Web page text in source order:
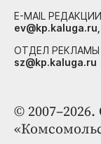
©
E-MAIL РЕДАКЦИИ
ОТДЕЛ РЕКЛАМЫ
sz@kp.kaluga.ru